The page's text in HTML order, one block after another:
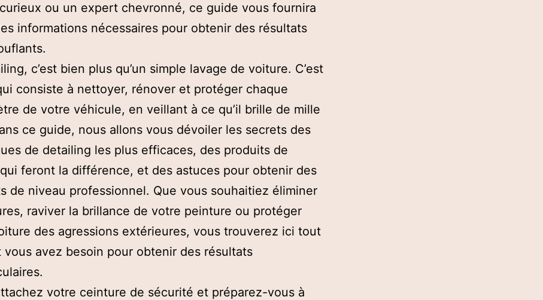
ou un expert chevronné, ce guide vous fournira
informations nécessaires pour obtenir des résultats
c’est bien plus qu’un simple lavage de voiture. C’est
consiste à nettoyer, rénover et protéger chaque
de votre véhicule, en veillant à ce qu’il brille de mille
ce guide, nous allons vous dévoiler les secrets des
de detailing les plus efficaces, des produits de
feront la différence, et des astuces pour obtenir des
de niveau professionnel. Que vous souhaitiez éliminer
raviver la brillance de votre peinture ou protéger
des agressions extérieures, vous trouverez ici tout
vous avez besoin pour obtenir des résultats
votre ceinture de sécurité et préparez-vous à